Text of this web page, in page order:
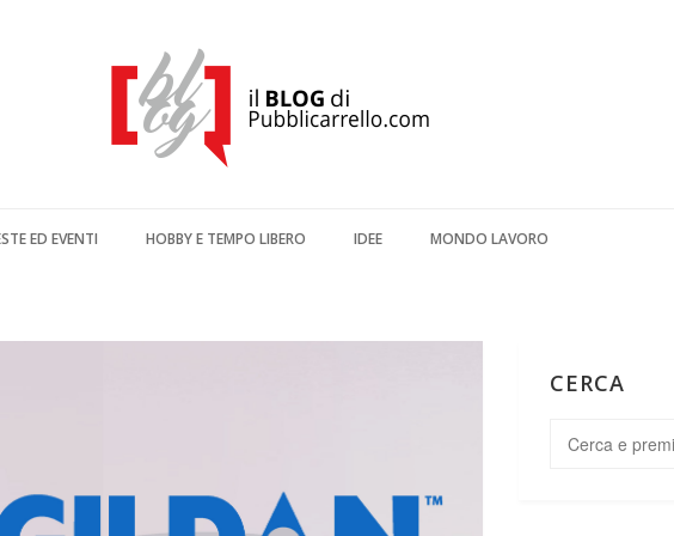
ED EVENTI HOBBY E TEMPO LIBERO IDEE MONDO LAVORO
CERCA